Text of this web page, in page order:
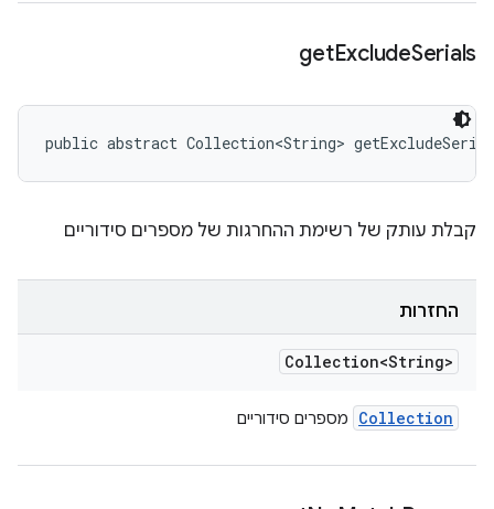
getExcludeSerials
public abstract Collection<String>
קבלת עותק של רשימת ההחרגות של מספרים סידוריים
החזרות
Collection<String>
Collection מספרים סידוריים